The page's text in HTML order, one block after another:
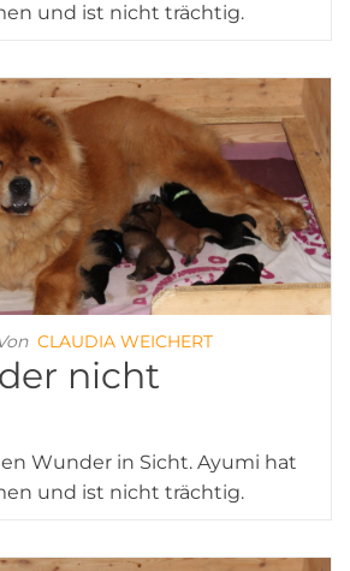
und ist nicht trächtig.
CLAUDIA WEICHERT
nicht
Wunder in Sicht. Ayumi hat
und ist nicht trächtig.